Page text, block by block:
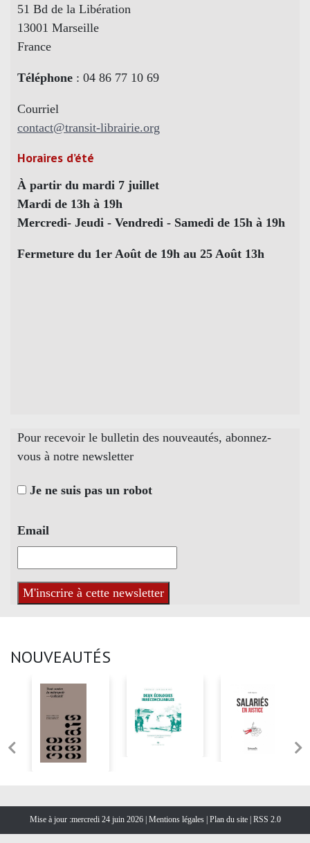
51 Bd de la Libération
13001 Marseille
France
Téléphone : 04 86 77 10 69
Courriel
contact@transit-librairie.org
Horaires d’été
À partir du mardi 7 juillet
Mardi de 13h à 19h
Mercredi- Jeudi - Vendredi - Samedi de 15h à 19h
Fermeture du 1er Août de 19h au 25 Août 13h
Pour recevoir le bulletin des nouveautés, abonnez-
vous à notre newsletter
Je ne suis pas un robot
Email
NOUVEAUTÉS
Mise à jour :mercredi 24 juin 2026 | Mentions légales | Plan du site |RSS 2.0